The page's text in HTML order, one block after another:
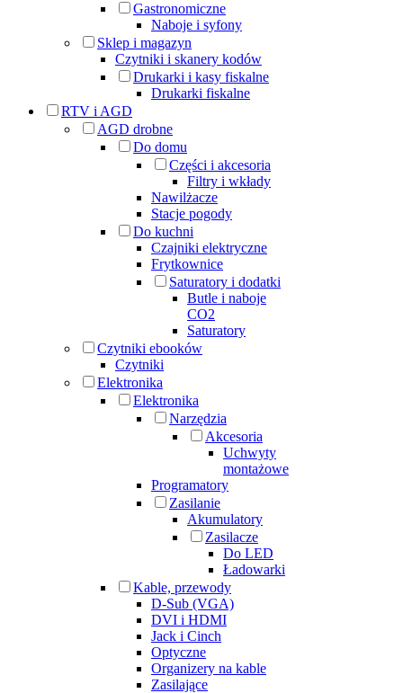
Gastronomiczne
Naboje i syfony
Sklep i magazyn
Czytniki i skanery kodów
Drukarki i kasy fiskalne
Drukarki fiskalne
RTV i AGD
AGD drobne
Do domu
Części i akcesoria
Filtry i wkłady
Nawilżacze
Stacje pogody
Do kuchni
Czajniki elektryczne
Frytkownice
Saturatory i dodatki
Butle i naboje
CO2
Saturatory
Czytniki ebooków
Czytniki
Elektronika
Elektronika
Narzędzia
Akcesoria
Uchwyty
montażowe
Programatory
Zasilanie
Akumulatory
Zasilacze
Do LED
Ładowarki
Kable, przewody
D-Sub (VGA)
DVI i HDMI
Jack i Cinch
Optyczne
Organizery na kable
Zasilające